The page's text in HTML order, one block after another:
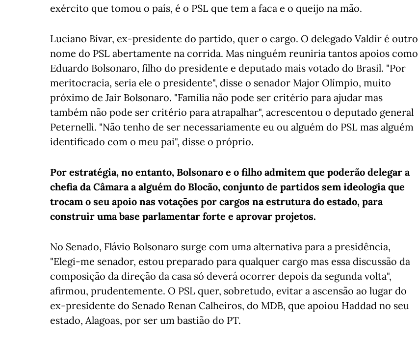
exército que tomou o país, é o PSL que tem a faca e o queijo na mão.
Luciano Bívar, ex-presidente do partido, quer o cargo. O delegado Valdir é outro
nome do PSL abertamente na corrida. Mas ninguém reuniria tantos apoios como
Eduardo Bolsonaro, filho do presidente e deputado mais votado do Brasil. "Por
meritocracia, seria ele o presidente", disse o senador Major Olímpio, muito
próximo de Jair Bolsonaro. "Família não pode ser critério para ajudar mas
também não pode ser critério para atrapalhar", acrescentou o deputado general
Peternelli. "Não tenho de ser necessariamente eu ou alguém do PSL mas alguém
identificado com o meu pai", disse o próprio.
Por estratégia, no entanto, Bolsonaro e o filho admitem que poderão delegar a
chefia da Câmara a alguém do Blocão, conjunto de partidos sem ideologia que
trocam o seu apoio nas votações por cargos na estrutura do estado, para
construir uma base parlamentar forte e aprovar projetos.
No Senado, Flávio Bolsonaro surge com uma alternativa para a presidência,
"Elegi-me senador, estou preparado para qualquer cargo mas essa discussão da
composição da direção da casa só deverá ocorrer depois da segunda volta",
afirmou, prudentemente. O PSL quer, sobretudo, evitar a ascensão ao lugar do
ex-presidente do Senado Renan Calheiros, do MDB, que apoiou Haddad no seu
estado, Alagoas, por ser um bastião do PT.